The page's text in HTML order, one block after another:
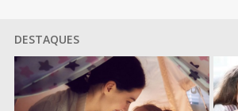
DESTAQUES